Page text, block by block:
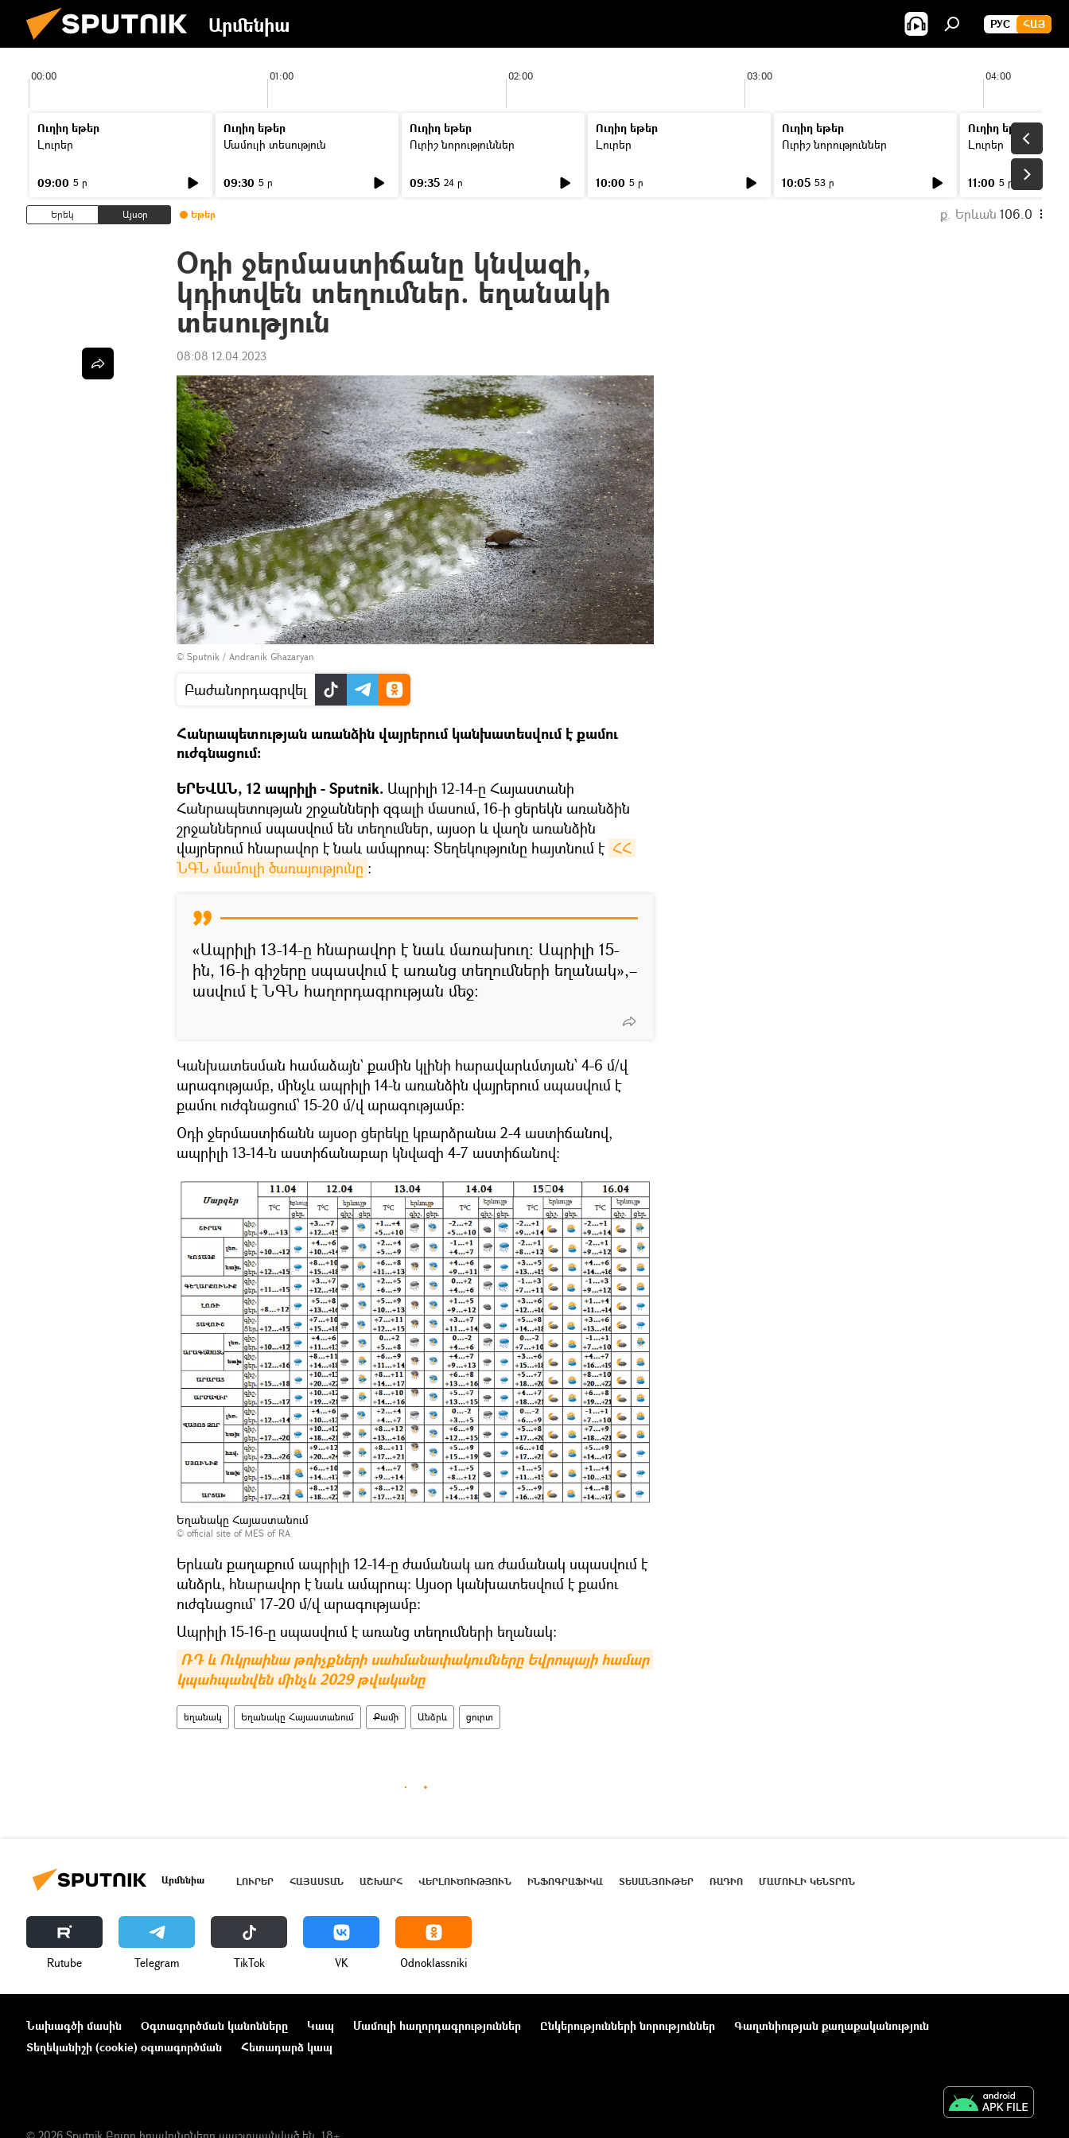
Արմենիա РУС ՀԱՅ
00:00 01:00 02:00 03:00 04:00
Ուղիղ եթեր
Լուրեր
09:00 5 ր
Ուղիղ եթեր
Մամուլի տեսություն
09:30 5 ր
Ուղիղ եթեր
Ուրիշ նորություններ
09:35 24 ր
Ուղիղ եթեր
Լուրեր
10:00 5 ր
Ուղիղ եթեր
Ուրիշ նորություններ
10:05 53 ր
Ուղիղ եթեր
Լուրեր
11:00 5 ր
Երեկ Այսօր Եթեր ք. Երևան 106.0
Օդի ջերմաստիճանը կնվազի,
կդիտվեն տեղումներ. եղանակի
տեսություն
08:08 12.04.2023
© Sputnik / Andranik Ghazaryan
Բաժանորդագրվել
Հանրապետության առանձին վայրերում կանխատեսվում է քամու
ուժգնացում։
ԵՐԵՎԱՆ, 12 ապրիլի - Sputnik. Ապրիլի 12-14-ը Հայաստանի
Հանրապետության շրջանների զգալի մասում, 16-ի ցերեկն առանձին
շրջաններում սպասվում են տեղումներ, այսօր և վաղն առանձին
վայրերում հնարավոր է նաև ամպրոպ։ Տեղեկությունը հայտնում է ՀՀ
ՆԳՆ մամուլի ծառայությունը ։
«Ապրիլի 13-14-ը հնարավոր է նաև մառախուղ։ Ապրիլի 15-
ին, 16-ի գիշերը սպասվում է առանց տեղումների եղանակ»,–
ասվում է ՆԳՆ հաղորդագրության մեջ։
Կանխատեսման համաձայն` քամին կլինի հարավարևմտյան՝ 4-6 մ/վ
արագությամբ, մինչև ապրիլի 14-ն առանձին վայրերում սպասվում է
քամու ուժգնացում՝ 15-20 մ/վ արագությամբ:
Օդի ջերմաստիճանն այսօր ցերեկը կբարձրանա 2-4 աստիճանով,
ապրիլի 13-14-ն աստիճանաբար կնվազի 4-7 աստիճանով։
Եղանակը Հայաստանում
© official site of MES of RA
Երևան քաղաքում ապրիլի 12-14-ը ժամանակ առ ժամանակ սպասվում է
անձրև, հնարավոր է նաև ամպրոպ։ Այսօր կանխատեսվում է քամու
ուժգնացում` 17-20 մ/վ արագությամբ։
Ապրիլի 15-16-ը սպասվում է առանց տեղումների եղանակ։
ՌԴ և Ուկրաինա թռիչքների սահմանափակումները Եվրոպայի համար
կպահպանվեն մինչև 2029 թվականը
եղանակ Եղանակը Հայաստանում Քամի Անձրև ցուրտ
Արմենիա ԼՈՒՐԵՐ ՀԱՅԱՍՏԱՆ ԱՇԽԱՐՀ ՎԵՐԼՈՒԾՈՒԹՅՈՒՆ ԻՆՖՈԳՐԱՖԻԿԱ ՏԵՍԱՆՅՈՒԹԵՐ ՌԱԴԻՈ ՄԱՄՈՒԼԻ ԿԵՆՏՐՈՆ
Rutube Telegram ТikТоk VK Odnoklassniki
Նախագծի մասին Օգտագործման կանոնները Կապ Մամուլի հաղորդագրություններ Ընկերությունների նորություններ
Գաղտնիության քաղաքականություն
Տեղեկանիշի (cookie) օգտագործման
Հետադարձ կապ